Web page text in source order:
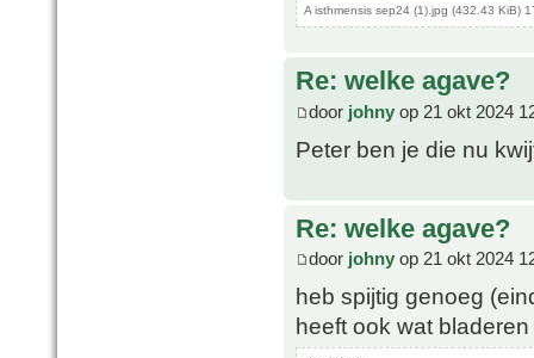
A isthmensis sep24 (1).jpg (432.43 KiB)
Re: welke agave?
door johny op 21 okt 2024
Peter ben je die nu
Re: welke agave?
door johny op 21 okt 2024
heb spijtig genoeg
heeft ook wat